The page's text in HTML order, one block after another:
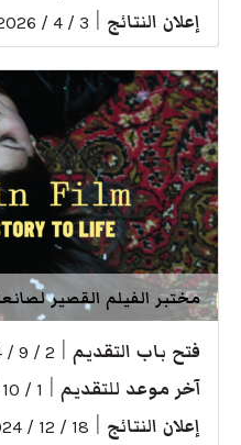
إعلان النتائج 3 / 4 / 2026
مختبر الفيلم القصير
فتح باب التقديم 2 / 9 / 2024
آخر موعد للتقديم 1 / 10 / 2024
إعلان النتائج 18 / 12 / 2024